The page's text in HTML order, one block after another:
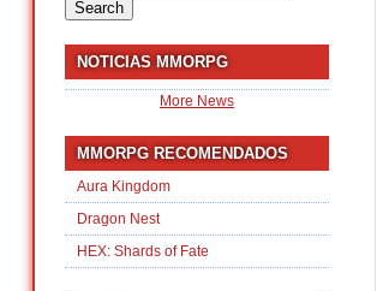
NOTICIAS MMORPG
More News
MMORPG RECOMENDADOS
Aura Kingdom
Dragon Nest
HEX: Shards of Fate